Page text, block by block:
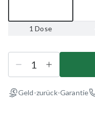
1 Dose
Geld-zurück-Garantie